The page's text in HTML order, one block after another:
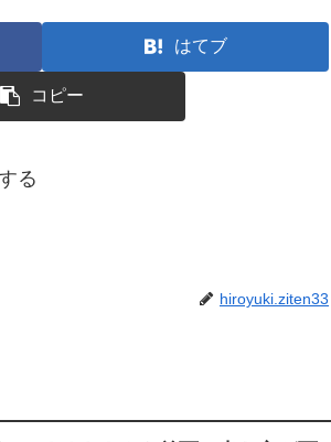
はてブ
コピー
る
hiroyuki.ziten33